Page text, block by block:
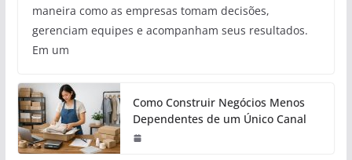
maneira como as empresas tomam decisões,
gerenciam equipes e acompanham seus resultados.
Em um
Como Construir Negócios Menos
Dependentes de um Único Canal